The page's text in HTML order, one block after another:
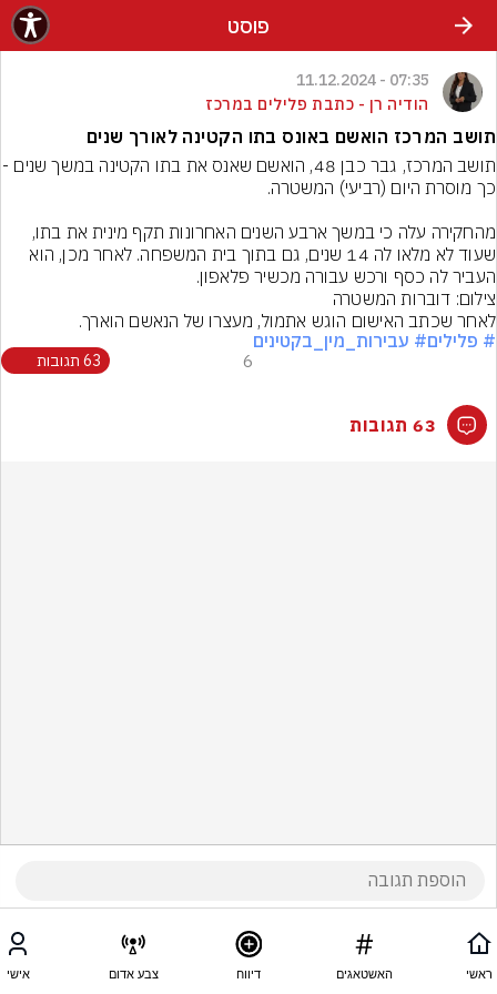
פוסט
07:35 - 11.12.2024
הודיה רן - כתבת פלילים במרכז
תושב המרכז הואשם באונס בתו הקטינה לאורך שנים
העביר לה כסף ורכש עבורה מכשיר פלאפון.
צילום: דוברות המשטרה
לאחר שכתב האישום הוגש אתמול, מעצרו של הנאשם הוארך.
# פלילים# עבירות_מין_בקטינים
6 63 תגובות
63 תגובות
ראשי האשטאגים דיווח צבע אדום אישי